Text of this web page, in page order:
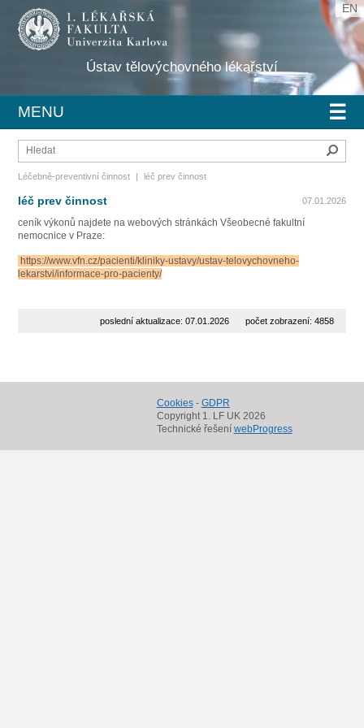
Ústav tělovýchovného lékařství
EN
☰
MENU
Léčebně-preventivní činnost | léč prev činnost
07.01.2026
léč prev činnost
ceník výkonů najdete na webových stránkách Všeobecné fakultní
nemocnice v Praze:
https://www.vfn.cz/pacienti/kliniky-ustavy/ustav-telovychovneho-
lekarstvi/informace-pro-pacienty/
počet zobrazení: 4858
poslední aktualizace: 07.01.2026
Cookies- GDPR
Copyright 1. LF UK 2026
Technické řešení webProgress